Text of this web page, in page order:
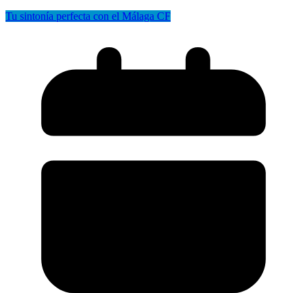
Tu sintonía perfecta con el Málaga CF